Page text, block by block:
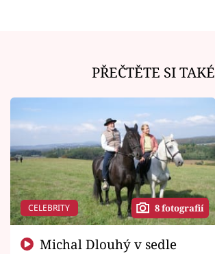
Sledujte nás
PŘEČTĚTE SI TAKÉ
CELEBRITY 8 fotografií